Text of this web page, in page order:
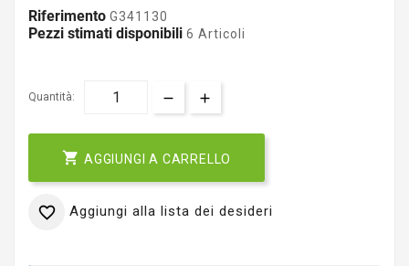
Riferimento G341130
Pezzi stimati disponibili 6 Articoli
Quantità:
 AGGIUNGI A CARRELLO
 Aggiungi alla lista dei desideri